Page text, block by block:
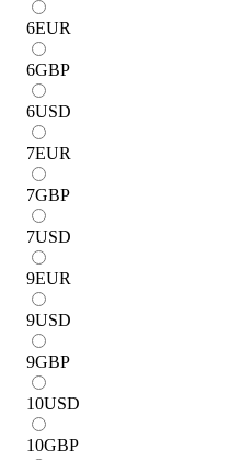
6EUR
6GBP
6USD
7EUR
7GBP
7USD
9EUR
9USD
9GBP
10USD
10GBP